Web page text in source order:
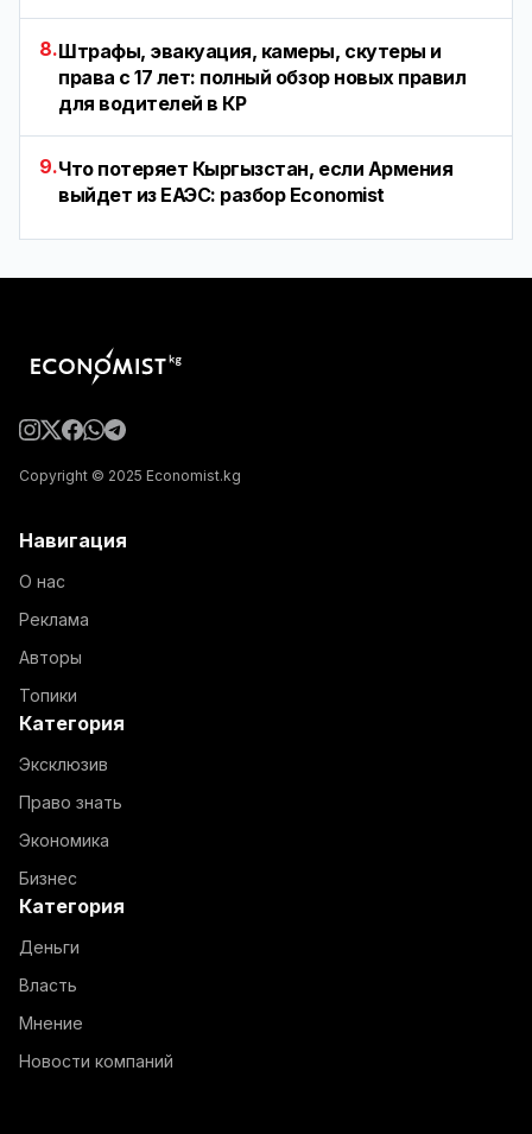
8.Штрафы, эвакуация, камеры, скутеры и
права с 17 лет: полный обзор новых правил
для водителей в КР
9.Что потеряет Кыргызстан, если Армения
выйдет из ЕАЭС: разбор Economist
Copyright © 2025 Economist.kg
Навигация
О нас
Реклама
Авторы
Топики
Категория
Эксклюзив
Право знать
Экономика
Бизнес
Категория
Деньги
Власть
Мнение
Новости компаний